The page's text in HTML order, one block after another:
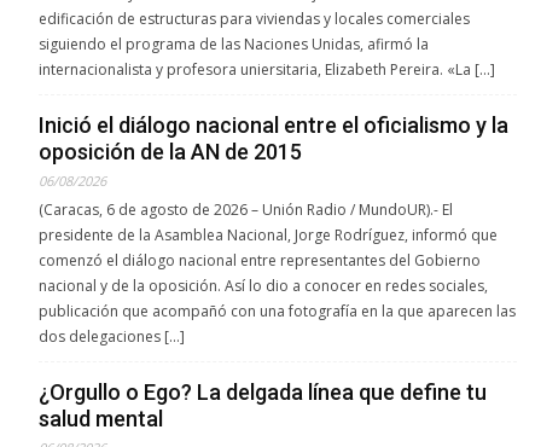
edificación de estructuras para viviendas y locales comerciales
siguiendo el programa de las Naciones Unidas, afirmó la
internacionalista y profesora uniersitaria, Elizabeth Pereira. «La […]
Inició el diálogo nacional entre el oficialismo y la
oposición de la AN de 2015
06/08/2026
(Caracas, 6 de agosto de 2026 – Unión Radio / MundoUR).- El
presidente de la Asamblea Nacional, Jorge Rodríguez, informó que
comenzó el diálogo nacional entre representantes del Gobierno
nacional y de la oposición. Así lo dio a conocer en redes sociales,
publicación que acompañó con una fotografía en la que aparecen las
dos delegaciones […]
¿Orgullo o Ego? La delgada línea que define tu
salud mental